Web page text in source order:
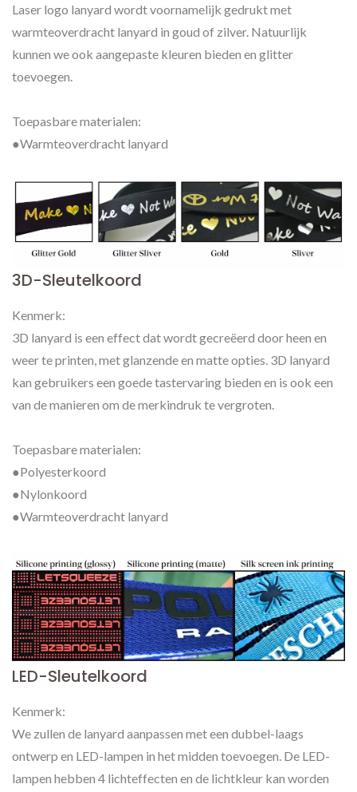
Laser logo lanyard wordt voornamelijk gedrukt met
warmteoverdracht lanyard in goud of zilver. Natuurlijk
kunnen we ook aangepaste kleuren bieden en glitter
toevoegen.
Toepasbare materialen:
●Warmteoverdracht lanyard
3D-Sleutelkoord
Kenmerk:
3D lanyard is een effect dat wordt gecreëerd door heen en
weer te printen, met glanzende en matte opties. 3D lanyard
kan gebruikers een goede tastervaring bieden en is ook een
van de manieren om de merkindruk te vergroten.
Toepasbare materialen:
●Polyesterkoord
●Nylonkoord
●Warmteoverdracht lanyard
LED-Sleutelkoord
Kenmerk:
We zullen de lanyard aanpassen met een dubbel-laags
ontwerp en LED-lampen in het midden toevoegen. De LED-
lampen hebben 4 lichteffecten en de lichtkleur kan worden